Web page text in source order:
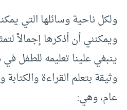
ولكل ناحية وسائلها التي
ويمكنني أن أذكرها إجمالاً
ينبغي علينا تعليمه للطفل
وثيقة بتعلم القراءة
عام، وهي: